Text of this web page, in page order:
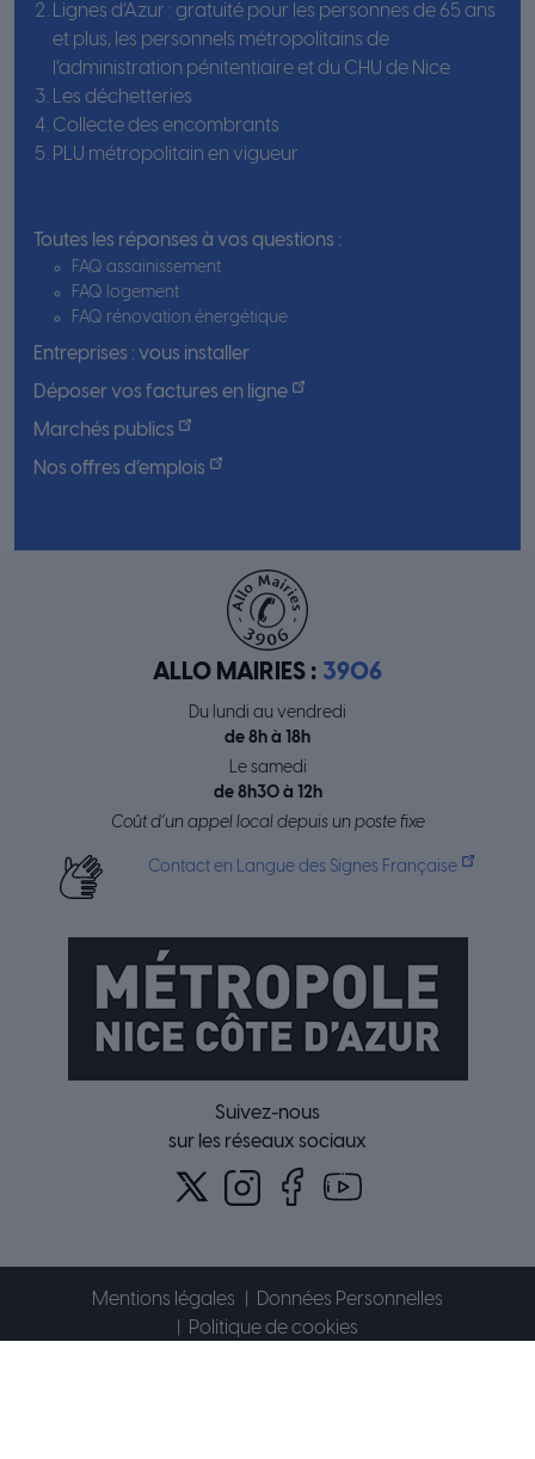
Lignes d’Azur : gratuité pour les personnes de 65 ans
et plus, les personnels métropolitains de
l’administration pénitentiaire et du CHU de Nice
Les déchetteries
Collecte des encombrants
PLU métropolitain en vigueur
Toutes les réponses à vos questions :
FAQ assainissement
FAQ logement
FAQ rénovation énergétique
Entreprises : vous installer
Déposer vos factures en ligne
Marchés publics
Nos offres d’emplois
ALLO MAIRIES : 3906
Du lundi au vendredi
de 8h à 18h
Le samedi
de 8h30 à 12h
Coût d’un appel local depuis un poste fixe
Contact en Langue des Signes Française
Suivez-nous
sur les réseaux sociaux
Mentions légales
Données Personnelles
Politique de cookies